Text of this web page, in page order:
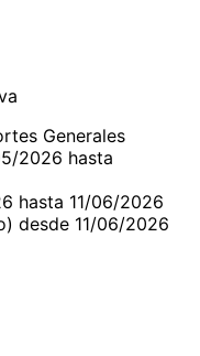
Generales
2026 hasta
hasta 11/06/2026
desde 11/06/2026